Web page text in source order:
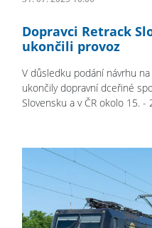
Dopravci Retrack
ukončili provoz
V důsledku podání návrhu
ukončily dopravní dceřiné
Slovensku a v ČR okolo 15. -